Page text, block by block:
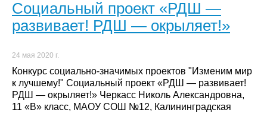
Социальный проект «РДШ —
развивает! РДШ — окрыляет!»
24 мая 2020 г.
Конкурс социально-значимых проектов "Изменим мир
к лучшему!" Социальный проект «РДШ — развивает!
РДШ — окрыляет!» Черкасс Николь Александровна,
11 «В» класс, МАОУ СОШ №12, Калининградская